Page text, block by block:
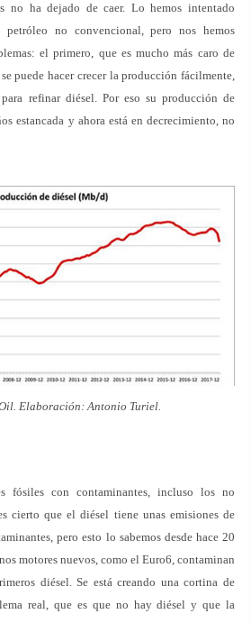
no ha dejado de caer. Lo hemos intentado
no convencional, pero nos hemos
el primero, que es mucho más caro de
puede hacer crecer la producción fácilmente,
refinar diésel. Por eso su producción de
estancada y ahora está en decrecimiento, no
Elaboración: Antonio Turiel.
fósiles con contaminantes, incluso los no
cierto que el diésel tiene unas emisiones de
pero esto lo sabemos desde hace 20
motores nuevos, como el Euro6, contaminan
diésel. Se está creando una cortina de
real, que es que no hay diésel y que la